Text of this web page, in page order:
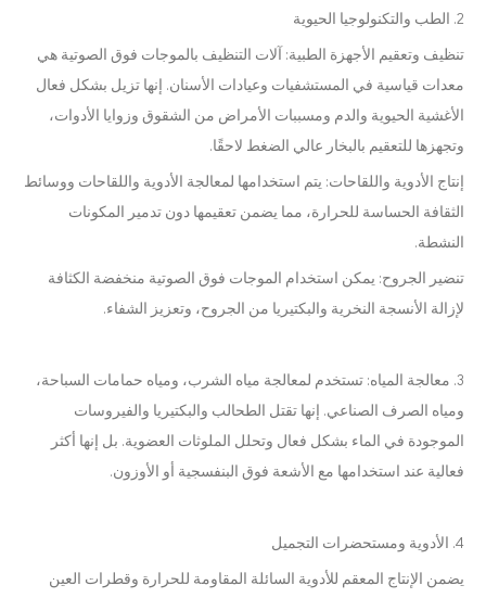
2. الطب والتكنولوجيا الحيوية
تنظيف وتعقيم الأجهزة الطبية: آلات التنظيف بالموجات فوق الصوتية هي
معدات قياسية في المستشفيات وعيادات الأسنان. إنها تزيل بشكل فعال
الأغشية الحيوية والدم ومسببات الأمراض من الشقوق وزوايا الأدوات،
وتجهزها للتعقيم بالبخار عالي الضغط لاحقًا.
إنتاج الأدوية واللقاحات: يتم استخدامها لمعالجة الأدوية واللقاحات ووسائط
الثقافة الحساسة للحرارة، مما يضمن تعقيمها دون تدمير المكونات
النشطة.
تنضير الجروح: يمكن استخدام الموجات فوق الصوتية منخفضة الكثافة
لإزالة الأنسجة النخرية والبكتيريا من الجروح، وتعزيز الشفاء.
3. معالجة المياه: تستخدم لمعالجة مياه الشرب، ومياه حمامات السباحة،
ومياه الصرف الصناعي. إنها تقتل الطحالب والبكتيريا والفيروسات
الموجودة في الماء بشكل فعال وتحلل الملوثات العضوية. بل إنها أكثر
فعالية عند استخدامها مع الأشعة فوق البنفسجية أو الأوزون.
4. الأدوية ومستحضرات التجميل
يضمن الإنتاج المعقم للأدوية السائلة المقاومة للحرارة وقطرات العين